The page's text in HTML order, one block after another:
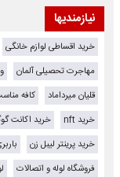
نیازمندیها
خرید اقساطی لوازم خانگی
مهاجرت تحصیلی آلمان
قلیان میرداماد
کافه
خرید nft
خرید اکانت
خرید پرینتر لیبل زن
فروشگاه لوله و اتصالات